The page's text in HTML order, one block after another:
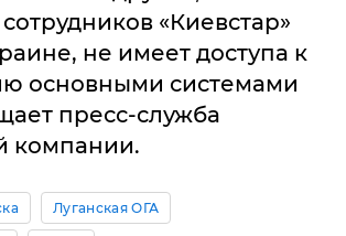
«Киевстар»
не имеет доступа к
основными системами
пресс-служба
компании.
Луганская ОГА